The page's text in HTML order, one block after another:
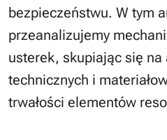
bezpieczeństwu. W tym
przeanalizujemy
usterek, skupiając się na
technicznych i
trwałości elementów